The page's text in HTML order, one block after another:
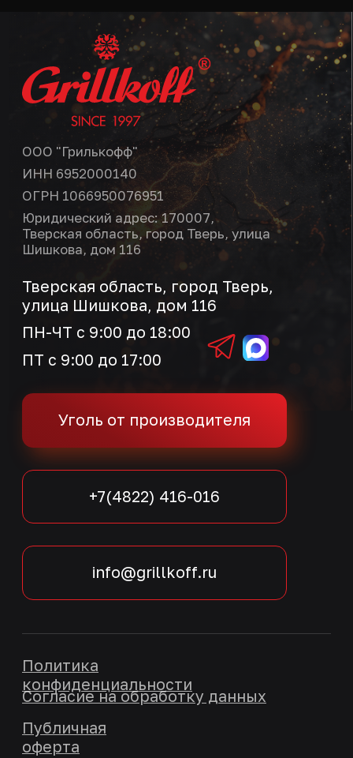
конфиденциальности
Публичная
оферта
Согласие на обработку данных
Уголь от производителя
+7(4822) 416-016
info@grillkoff.ru